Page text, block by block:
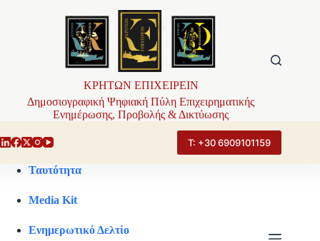
ΚΡΗΤΩΝ ΕΠΙΧΕΙΡΕΙΝ
Δημοσιογραφική Ψηφιακή Πύλη Επιχειρηματικής
Ενημέρωσης, Προβολής & Δικτύωσης
Τ: +30 6909101159
Ταυτότητα
Media Kit
Ενημερωτικό Δελτίο